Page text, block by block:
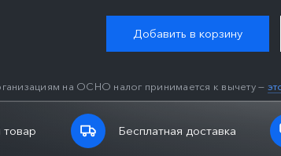
на ОСНО налог принимается к вычету —
Добавить в корзину
товар Бесплатная доставка